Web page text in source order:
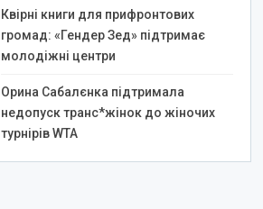
Квірні книги для прифронтових
громад: «Гендер Зед» підтримає
молодіжні центри
Орина Сабалєнка підтримала
недопуск транс*жінок до жіночих
турнірів WTA